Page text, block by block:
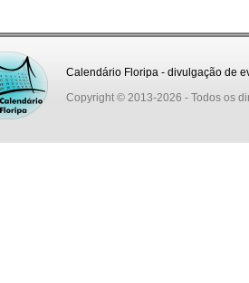
Calendário Floripa - divulgação de
Copyright © 2013-2026 - Todos os